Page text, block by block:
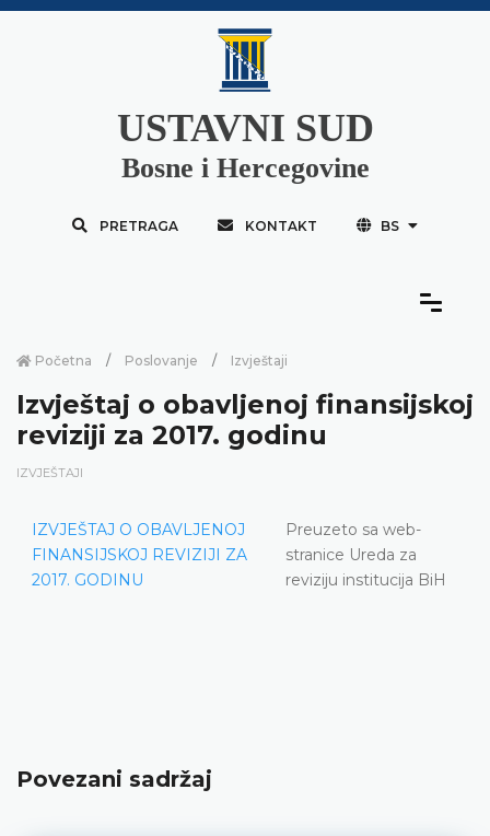
USTAVNI SUD
Bosne i Hercegovine
PRETRAGA KONTAKT BS
Početna Poslovanje Izvještaji
Izvještaj o obavljenoj finansijskoj
reviziji za 2017. godinu
IZVJEŠTAJI
IZVJEŠTAJ O OBAVLJENOJ
FINANSIJSKOJ REVIZIJI ZA
2017. GODINU
Preuzeto sa web-
stranice Ureda za
reviziju institucija BiH
Povezani sadržaj